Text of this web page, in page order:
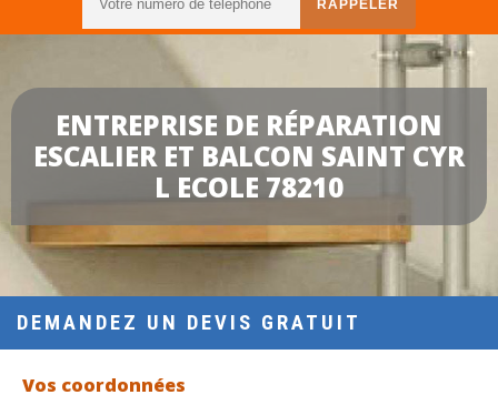
ENTREPRISE DE RÉPARATION
ESCALIER ET BALCON SAINT CYR
L ECOLE 78210
DEMANDEZ UN DEVIS GRATUIT
Vos coordonnées